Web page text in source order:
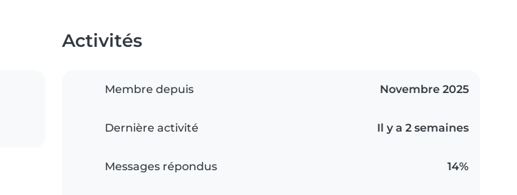
Activités
Membre depuis Novembre 2025
Dernière activité Il y a 2 semaines
Messages répondus 14%